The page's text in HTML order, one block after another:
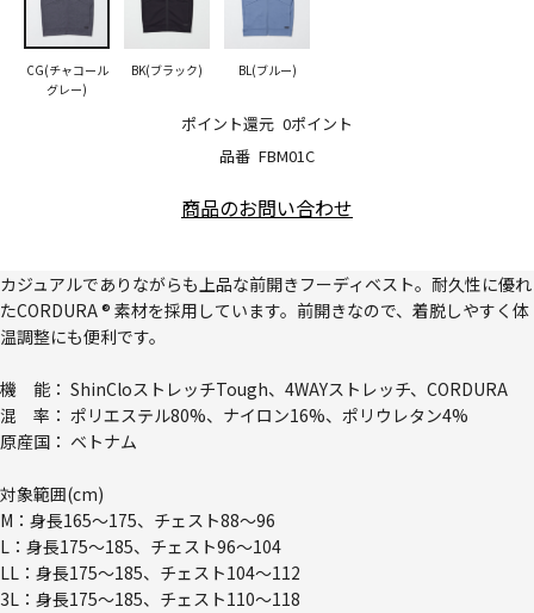
品番 FBM01C
ポイント還元 0ポイント
CG(チャコール
グレー)
BK(ブラック) BL(ブルー)
商品のお問い合わせ
カジュアルでありながらも上品な前開きフーディベスト。耐久性に優れ
たCORDURA ® 素材を採用しています。前開きなので、着脱しやすく体
温調整にも便利です。
機 能： ShinCloストレッチTough、4WAYストレッチ、CORDURA
混 率： ポリエステル80%、ナイロン16%、ポリウレタン4%
原産国： ベトナム
対象範囲(cm)
M：身長165～175、チェスト88～96
L：身長175～185、チェスト96～104
LL：身長175～185、チェスト104～112
3L：身長175～185、チェスト110～118